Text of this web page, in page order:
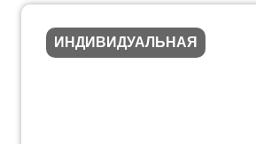
ИНДИВИДУАЛЬНАЯ